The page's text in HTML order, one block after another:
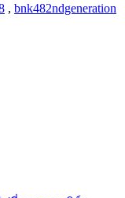
, bnk482ndgeneration